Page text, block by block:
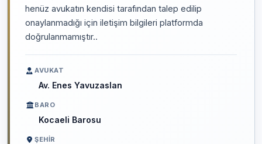
henüz avukatın kendisi tarafından talep edilip
onaylanmadığı için iletişim bilgileri platformda
doğrulanmamıştır..
AVUKAT
Av. Enes Yavuzaslan
BARO
Kocaeli Barosu
ŞEHIR